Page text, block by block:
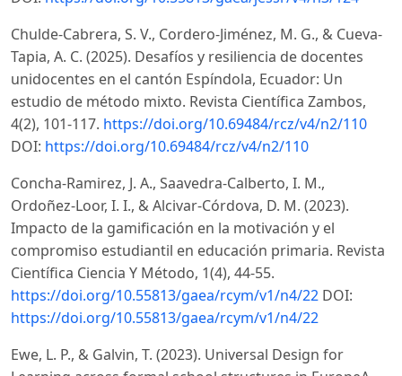
Chulde-Cabrera, S. V., Cordero-Jiménez, M. G., & Cueva-
Tapia, A. C. (2025). Desafíos y resiliencia de docentes
unidocentes en el cantón Espíndola, Ecuador: Un
estudio de método mixto. Revista Científica Zambos,
4(2), 101-117. https://doi.org/10.69484/rcz/v4/n2/110
DOI: https://doi.org/10.69484/rcz/v4/n2/110
Concha-Ramirez, J. A., Saavedra-Calberto, I. M.,
Ordoñez-Loor, I. I., & Alcivar-Córdova, D. M. (2023).
Impacto de la gamificación en la motivación y el
compromiso estudiantil en educación primaria. Revista
Científica Ciencia Y Método, 1(4), 44-55.
https://doi.org/10.55813/gaea/rcym/v1/n4/22 DOI:
https://doi.org/10.55813/gaea/rcym/v1/n4/22
Ewe, L. P., & Galvin, T. (2023). Universal Design for